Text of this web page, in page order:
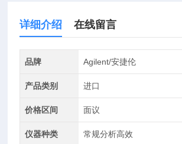
详细介绍 在线留言
品牌 Agilent/安捷伦
产品类别 进口
价格区间 面议
仪器种类 常规分析高效